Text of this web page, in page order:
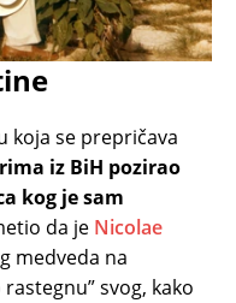
koja se prepričava
iz BiH pozirao
kog je sam
da je Nicolae
medveda na
svog, kako